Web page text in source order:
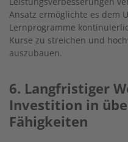
Ansatz ermöglichte es dem
Lernprogramme
Kurse zu streichen und
auszubauen.
6. Langfristiger
Investition in
Fähigkeiten